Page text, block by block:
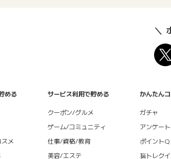
める
メ
サービス利用で貯める
クーポン/グルメ
ゲーム/コミュニティ
仕事/資格/教育
美容/エステ
かんたん
ガチャ
アンケート
ポイントQ
脳トレク